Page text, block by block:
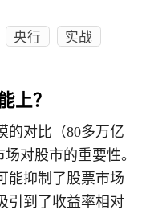
央行
实战
上？
的对比（80多万亿
对股市的重要性。
能抑制了股票市场
引到了收益率相对